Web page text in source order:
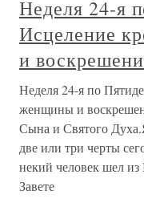
Неделя 24-я
Исцеление
и
Неделя 24-я по
женщины и
Сына и Святого
две или три черты
некий человек шел
Завете